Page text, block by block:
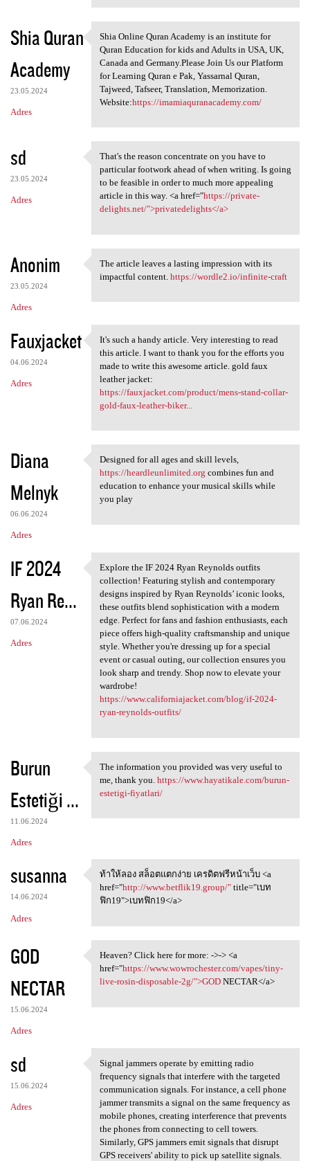
Shia Quran
Academy
23.05.2024
Adres
Shia Online Quran Academy is
Shia Online Quran Academy is an institute for
Quran Education for kids and Adults in USA, UK,
Canada and Germany.Please Join Us our Platform
for Learning Quran e Pak, Yassarnal Quran,
Tajweed, Tafseer, Translation, Memorization.
Website:https://imamiaquranacademy.com/
sd
23.05.2024
Adres
That's the reason concentrate
That's the reason concentrate on you have to
particular footwork ahead of when writing. Is going
to be feasible in order to much more appealing
article in this way. <a href="https://private-
delights.net/">privatedelights</a>
Anonim
23.05.2024
Adres
The article leaves a lasting
The article leaves a lasting impression with its
impactful content. https://wordle2.io/infinite-craft
Fauxjacket
04.06.2024
Adres
It's such a handy article.
It's such a handy article. Very interesting to read
this article. I want to thank you for the efforts you
made to write this awesome article. gold faux
leather jacket:
https://fauxjacket.com/product/mens-stand-collar-
gold-faux-leather-biker...
Diana
Melnyk
06.06.2024
Adres
Designed for all ages and
Designed for all ages and skill levels,
https://heardleunlimited.org combines fun and
education to enhance your musical skills while
you play
IF 2024
Ryan Re...
07.06.2024
Adres
Explore the IF 2024 Ryan
Explore the IF 2024 Ryan Reynolds outfits
collection! Featuring stylish and contemporary
designs inspired by Ryan Reynolds’ iconic looks,
these outfits blend sophistication with a modern
edge. Perfect for fans and fashion enthusiasts, each
piece offers high-quality craftsmanship and unique
style. Whether you're dressing up for a special
event or casual outing, our collection ensures you
look sharp and trendy. Shop now to elevate your
wardrobe!
https://www.californiajacket.com/blog/if-2024-
ryan-reynolds-outfits/
Burun
Estetiği ...
11.06.2024
Adres
The information you provided
The information you provided was very useful to
me, thank you. https://www.hayatikale.com/burun-
estetigi-fiyatlari/
susanna
14.06.2024
Adres
ท้าให้ลอง สล็อตแตกง่าย
ท้าให้ลอง สล็อตแตกง่าย เครดิตฟรีหน้าเว็บ <a
href="http://www.betflik19.group/"title="เบท
ฟิก19">เบทฟิก19</a>
GOD
NECTAR
15.06.2024
Adres
Heaven? Click here for more:
Heaven? Click here for more: ->-> <a
href="https://www.wowrochester.com/vapes/tiny-
live-rosin-disposable-2g/">GODNECTAR</a>
sd
15.06.2024
Adres
Signal jammers operate by
Signal jammers operate by emitting radio
frequency signals that interfere with the targeted
communication signals. For instance, a cell phone
jammer transmits a signal on the same frequency as
mobile phones, creating interference that prevents
the phones from connecting to cell towers.
Similarly, GPS jammers emit signals that disrupt
GPS receivers' ability to pick up satellite signals.